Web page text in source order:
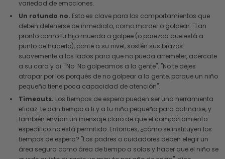
variedad de emociones.
Un rotundo no. Esto es clave para los comportamientos que
deben detenerse de inmediato, como morder o golpear. "Tan
pronto como tu hijo muerda o golpee (o parezca que está a
punto de hacerlo), ponte a su nivel, sostén sus brazos
suavemente a los lados para que no pueda arremeter, acércate
a su cara y di: "No. No golpeamos a la gente". "No te dejes
atrapar por los porqués de no golpear a la gente, porque un niño
pequeño tiene poca capacidad de atención".
Timeouts. Los tiempos de espera pueden ser una herramienta
eficaz: te dan tiempo a ti y a tu niño pequeño para calmarse, y
también envían un mensaje claro de que el comportamiento
específico no está permitido. Entonces, ¿cómo se instituyen los
tiempos de espera? "Los padres o cuidadores deben elegir un
área segura como área de tiempo a solas y hacer que el niño se